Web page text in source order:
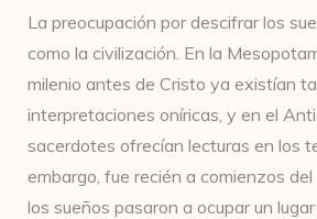
La preocupación por descifrar los
como la civilización. En la
milenio antes de Cristo ya existían
interpretaciones oníricas, y en el
sacerdotes ofrecían lecturas en los
embargo, fue recién a comienzos del
los sueños pasaron a ocupar un